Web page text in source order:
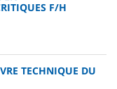
F/H
TECHNIQUE DU